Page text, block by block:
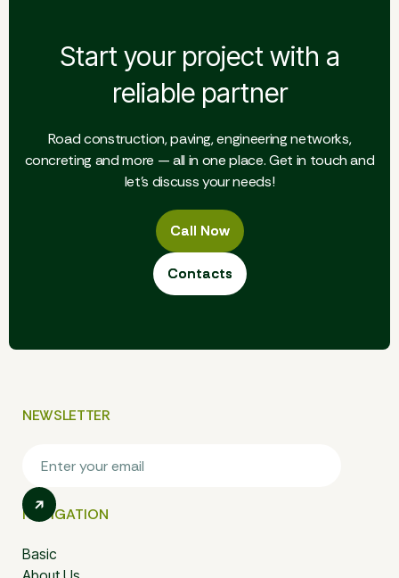
Start your project with a
reliable partner
Road construction, paving, engineering networks,
concreting and more — all in one place. Get in touch and
let's discuss your needs!
Call Now
Call Now
Contacts
Contacts
NEWSLETTER
NAVIGATION
Basic